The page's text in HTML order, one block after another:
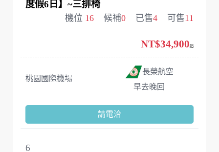
度假6日】~三排椅
機位 16 候補0 已售4 可售11
桃園國際機場
長榮航空
早去晚回
NT$34,900起
請電洽
6